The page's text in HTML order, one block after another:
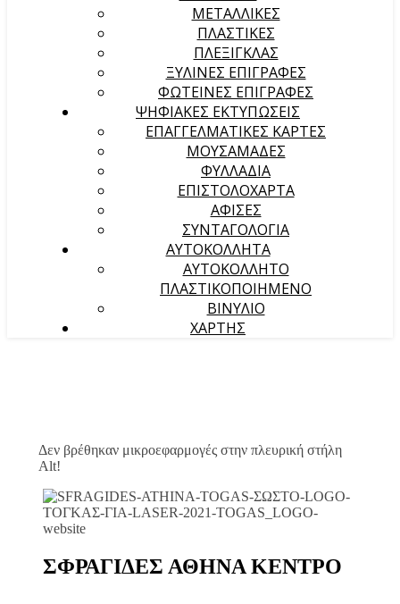
ΜΕΤΑΛΛΙΚΕΣ
ΠΛΑΣΤΙΚΕΣ
ΠΛΕΞΙΓΚΛΑΣ
ΞΥΛΙΝΕΣ ΕΠΙΓΡΑΦΕΣ
ΦΩΤΕΙΝΕΣ ΕΠΙΓΡΑΦΕΣ
ΨΗΦΙΑΚΕΣ ΕΚΤΥΠΩΣΕΙΣ
ΕΠΑΓΓΕΛΜΑΤΙΚΕΣ ΚΑΡΤΕΣ
ΜΟΥΣΑΜΑΔΕΣ
ΦΥΛΛΑΔΙΑ
ΕΠΙΣΤΟΛΟΧΑΡΤΑ
ΑΦΙΣΕΣ
ΣΥΝΤΑΓΟΛΟΓΙΑ
ΑΥΤΟΚΟΛΛΗΤΑ
ΑΥΤΟΚΟΛΛΗΤΟ
ΠΛΑΣΤΙΚΟΠΟΙΗΜΕΝΟ
ΒΙΝΥΛΙΟ
ΧΑΡΤΗΣ
Δεν βρέθηκαν μικροεφαρμογές στην πλευρική στήλη
Alt!
ΣΦΡΑΓΙΔΕΣ ΑΘΗΝΑ ΚΕΝΤΡΟ